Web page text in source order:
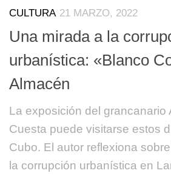
CULTURA 21 MARZO, 2022
Una mirada a la
urbanística: «Blanco
Almacén
La exposición del grancanario
Cuesta puede visitarse estos
Cubo. El autor reflexiona
la corrupción urbanística en